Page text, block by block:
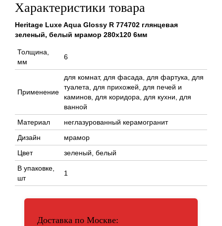
Характеристики товара
Heritage Luxe Aqua Glossy R 774702 глянцевая
зеленый, белый мрамор 280x120 6мм
Толщина,
мм
6
Применение
для комнат, для фасада, для фартука, для
туалета, для прихожей, для печей и
каминов, для коридора, для кухни, для
ванной
Материал
неглазурованный керамогранит
Дизайн
мрамор
Цвет
зеленый, белый
В упаковке,
шт
1
Доставка по Москве: